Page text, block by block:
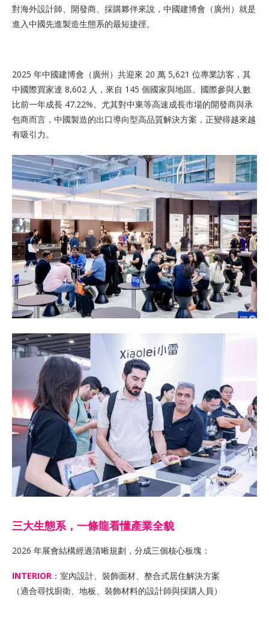
對海外設計師、開發商、採購夥伴來說，中國建博會（廣州）就是
進入中國先進製造生態系的最短捷徑。
2025 年中國建博會（廣州）共迎來 20 萬 5,621 位專業訪客，其
中國際買家達 8,602 人，來自 145 個國家與地區。國際參與人數
比前一年成長 47.22%。尤其對中東等高速成長市場的開發商與承
包商而言，中國製造的出口導向型高品質解決方案，正變得越來越
有吸引力。
三大生態系，一條龍看懂產業全貌
2026 年展會結構經過清晰規劃，分成三個核心板塊：
INTERIOR ：室內設計、裝飾面材、整合式居住解決方案
（適合尋找廚衛、地板、裝飾材料的設計師與採購人員）